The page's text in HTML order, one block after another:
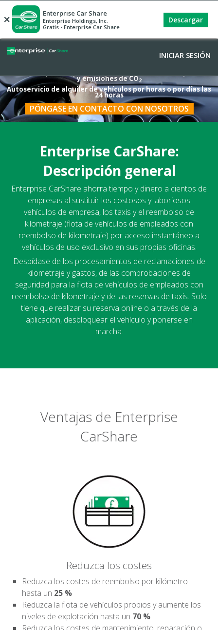
INICIAR SESIÓN
y emisiones de CO2
Autoservicio de alquiler de vehículos por horas o por días las
24 horas
PÓNGASE EN CONTACTO CON NOSOTROS
Enterprise CarShare:
Descripción general
Enterprise CarShare ahorra tiempo y dinero a cientos de
empresas al sustituir los costosos y laboriosos
vehículos de empresa, los taxis y el reembolso de
kilometraje (flota de vehículos de empleados con
reembolso de kilometraje) por acceso instantáneo a
vehículos de uso exclusivo en sus propias oficinas.
Despídase de los procesamientos de reclamaciones de
kilometraje y gastos, de las comprobaciones de
seguridad para la flota de vehículos de empleados con
reembolso de kilometraje y de las reservas de taxis. Solo
tiene que realizar su reserva online o a través de la
aplicación, desbloquear el vehículo y ponerse en
marcha.
Ventajas de Enterprise
CarShare
Reduzca los costes
Reduzca los costes de reembolso por kilómetro
hasta un 25 %
Reduzca la flota de vehículos propios y aumente los
niveles de explotación hasta un 70 %
× Enterprise Car Share
Enterprise Holdings, Inc.
Gratis - Enterprise Car Share
Descargar